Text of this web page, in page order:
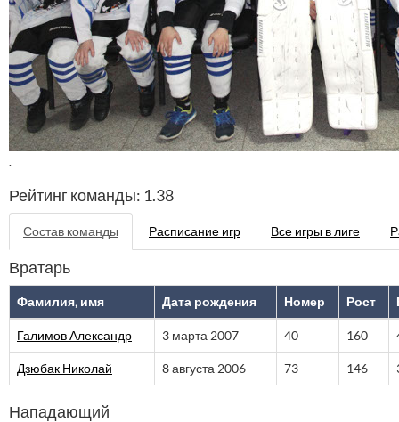
`
Рейтинг команды: 1.38
Состав команды Расписание игр Все игры в лиге
Вратарь
Фамилия, имя Дата рождения Номер Рост
Галимов Александр 3 марта 2007 40 160
Дзюбак Николай 8 августа 2006 73 146
Нападающий